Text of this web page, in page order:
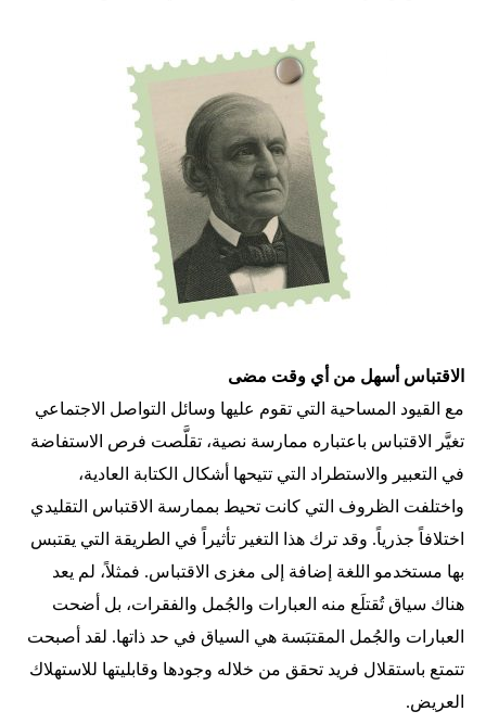
الاقتباس أسهل من أي وقت مضى
مع القيود المساحية التي تقوم عليها وسائل التواصل الاجتماعي
تغيَّر الاقتباس باعتباره ممارسة نصية، تقلَّصت فرص الاستفاضة
في التعبير والاستطراد التي تتيحها أشكال الكتابة العادية،
واختلفت الظروف التي كانت تحيط بممارسة الاقتباس التقليدي
اختلافاً جذرياً. وقد ترك هذا التغير تأثيراً في الطريقة التي يقتبس
بها مستخدمو اللغة إضافة إلى مغزى الاقتباس. فمثلاً، لم يعد
هناك سياق تُقتلَع منه العبارات والجُمل والفقرات، بل أضحت
العبارات والجُمل المقتبَسة هي السياق في حد ذاتها. لقد أصبحت
تتمتع باستقلال فريد تحقق من خلاله وجودها وقابليتها للاستهلاك
العريض.